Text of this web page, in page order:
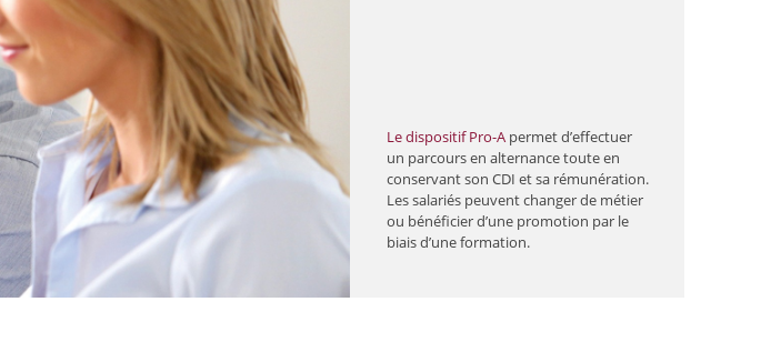
Le dispositif Pro-A permet d’effectuer
un parcours en alternance toute en
conservant son CDI et sa rémunération.
Les salariés peuvent changer de métier
ou bénéficier d’une promotion par le
biais d’une formation.